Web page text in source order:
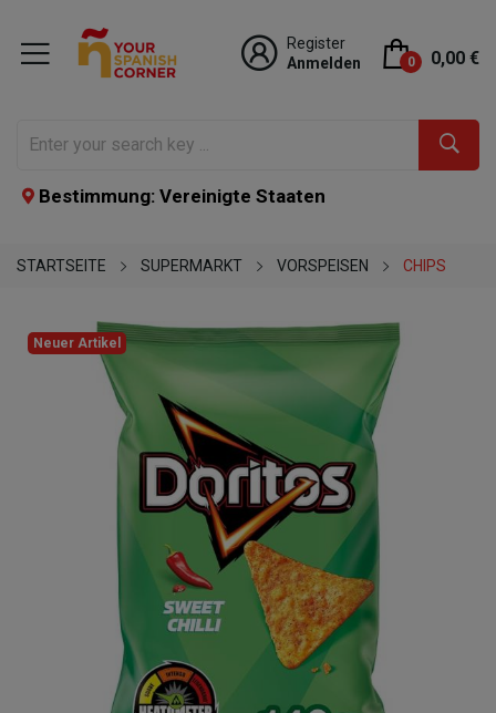
Register
Anmelden
0 0,00 €
Bestimmung: Vereinigte Staaten
STARTSEITE SUPERMARKT VORSPEISEN CHIPS
Neuer Artikel